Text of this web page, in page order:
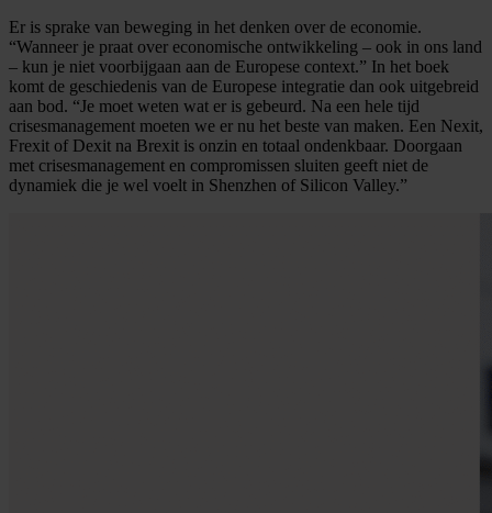
Er is sprake van beweging in het denken over de economie.
“Wanneer je praat over economische ontwikkeling – ook in ons land
– kun je niet voorbijgaan aan de Europese context.” In het boek
komt de geschiedenis van de Europese integratie dan ook uitgebreid
aan bod. “Je moet weten wat er is gebeurd. Na een hele tijd
crisesmanagement moeten we er nu het beste van maken. Een Nexit,
Frexit of Dexit na Brexit is onzin en totaal ondenkbaar. Doorgaan
met crisesmanagement en compromissen sluiten geeft niet de
dynamiek die je wel voelt in Shenzhen of Silicon Valley.”